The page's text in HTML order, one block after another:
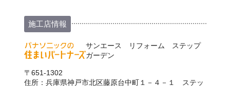
施工店情報
サンエース リフォーム ステップ
ガーデン
〒651-1302
住所：兵庫県神戸市北区藤原台中町１－４－１ ステッ